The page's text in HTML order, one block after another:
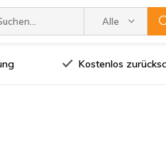
Alle Marken
Kostenlos